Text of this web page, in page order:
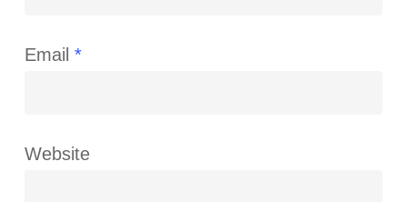
Email *
Website